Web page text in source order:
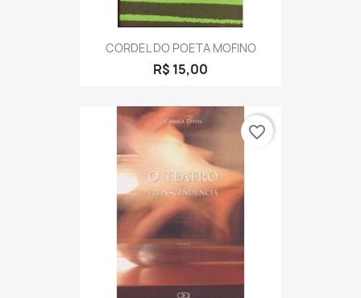
CORDEL DO POETA MOFINO
R$ 15,00
favorite_border